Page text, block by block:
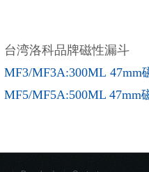
台湾洛科品牌磁性漏斗
MF3/MF3A:300ML 47mm
MF5/MF5A:500ML 47mm